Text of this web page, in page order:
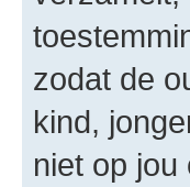
zodat de
kind,
niet op